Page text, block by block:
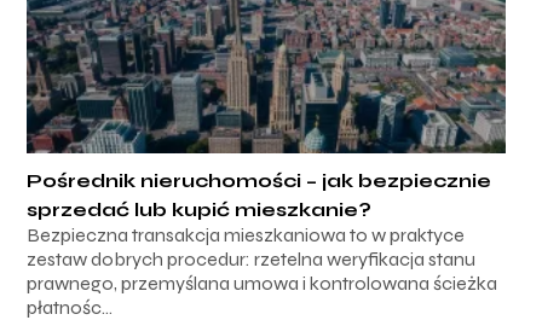
Pośrednik nieruchomości – jak bezpiecznie
sprzedać lub kupić mieszkanie?
Bezpieczna transakcja mieszkaniowa to w praktyce
zestaw dobrych procedur: rzetelna weryfikacja stanu
prawnego, przemyślana umowa i kontrolowana ścieżka
płatnośc...